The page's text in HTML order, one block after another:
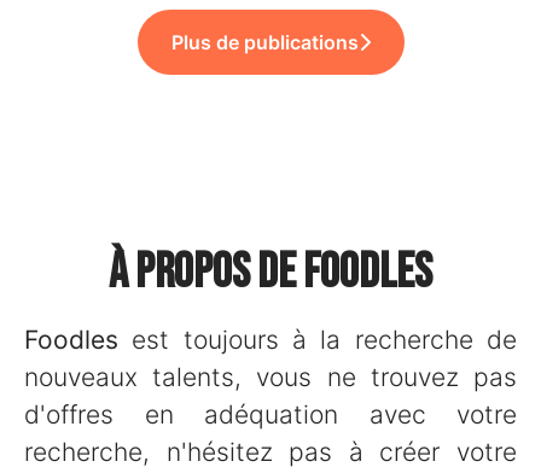
Plus de publications
À propos de Foodles
Foodles est toujours à la recherche de
nouveaux talents, vous ne trouvez pas
d'offres en adéquation avec votre
recherche, n'hésitez pas à créer votre